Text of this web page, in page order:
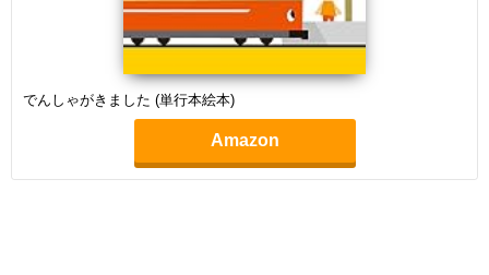
でんしゃがきました (単行本絵本)
Amazon